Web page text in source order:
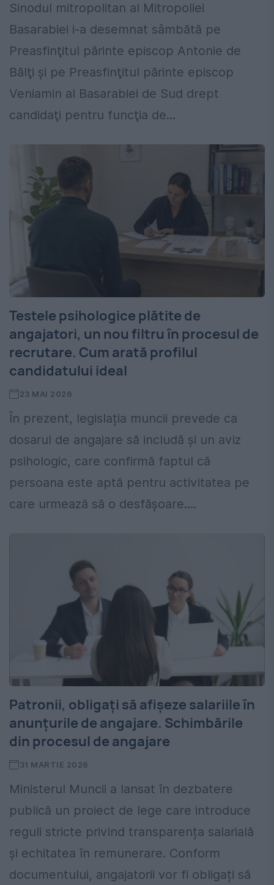
Sinodul mitropolitan al Mitropoliei
Basarabiei i-a desemnat sâmbătă pe
Preasfinţitul părinte episcop Antonie de
Bălţi şi pe Preasfinţitul părinte episcop
Veniamin al Basarabiei de Sud drept
candidaţi pentru funcţia de...
Testele psihologice plătite de
angajatori, un nou filtru în procesul de
recrutare. Cum arată profilul
candidatului ideal
23 MAI 2026
În prezent, legislația muncii prevede ca
dosarul de angajare să includă și un aviz
psihologic, care confirmă faptul că
persoana este aptă pentru activitatea pe
care urmează să o desfășoare....
Patronii, obligați să afișeze salariile în
anunțurile de angajare. Schimbările
din procesul de angajare
31 MARTIE 2026
Ministerul Muncii a lansat în dezbatere
publică un proiect de lege care introduce
reguli stricte privind transparența salarială
și echitatea în remunerare. Conform
documentului, angajatorii vor fi obligați să